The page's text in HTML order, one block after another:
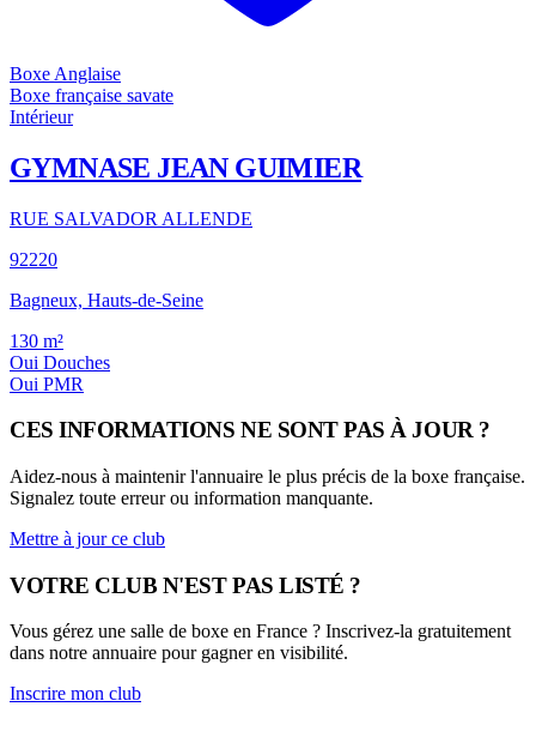
Boxe Anglaise
Boxe française savate
Intérieur
GYMNASE JEAN GUIMIER
RUE SALVADOR ALLENDE
92220
Bagneux, Hauts-de-Seine
130 m²
Oui Douches
Oui PMR
CES INFORMATIONS NE SONT PAS À JOUR ?
Aidez-nous à maintenir l'annuaire le plus précis de la boxe française.
Signalez toute erreur ou information manquante.
Mettre à jour ce club
VOTRE CLUB N'EST PAS LISTÉ ?
Vous gérez une salle de boxe en France ? Inscrivez-la gratuitement
dans notre annuaire pour gagner en visibilité.
Inscrire mon club